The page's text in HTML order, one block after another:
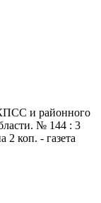
и районного
№ 144 : 3
2 коп. - газета